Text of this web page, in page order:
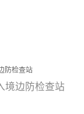
棵参天大树！
止2020年拥有
网点分支机构。
防检查站
治理项目
境边防检查站